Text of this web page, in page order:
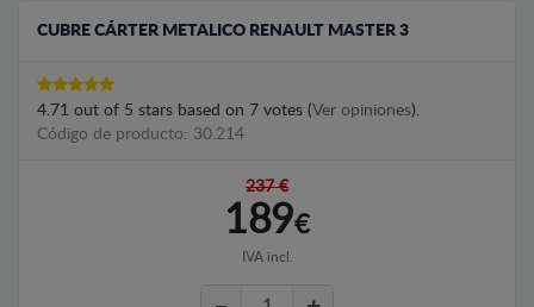
CUBRE CÁRTER METALICO RENAULT MASTER 3
4.71 out of 5 stars based on 7 votes (Ver opiniones).
Código de producto: 30.214
237 €
189€
IVA incl.